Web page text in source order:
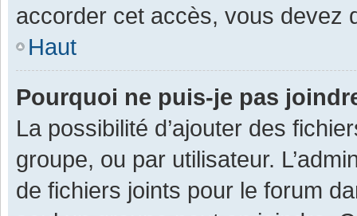
accorder cet accès, vous devez
Haut
Pourquoi ne puis-je pas
La possibilité d’ajouter des
groupe, ou par utilisateur.
de fichiers joints pour le forum